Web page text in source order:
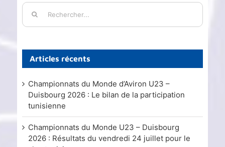
Rechercher:
Articles récents
Championnats du Monde d’Aviron U23 –
Duisbourg 2026 : Le bilan de la participation
tunisienne
Championnats du Monde U23 – Duisbourg
2026 : Résultats du vendredi 24 juillet pour le